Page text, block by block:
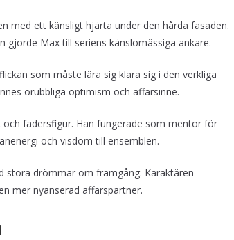
med ett känsligt hjärta under den hårda fasaden.
gjorde Max till seriens känslomässiga ankare.
som måste lära sig klara sig i den verkliga
orubbliga optimism och affärsinne.
fadersfigur. Han fungerade som mentor för
och visdom till ensemblen.
stora drömmar om framgång. Karaktären
mer nyanserad affärspartner.